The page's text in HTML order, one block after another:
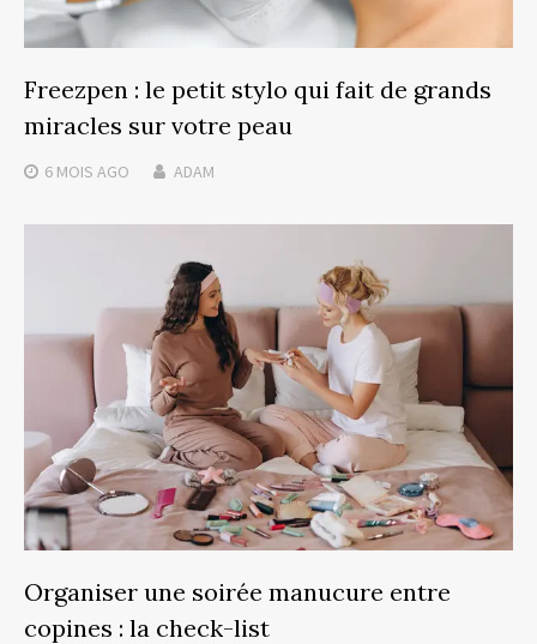
Freezpen : le petit stylo qui fait de grands
miracles sur votre peau
6 MOIS AGO ADAM
Organiser une soirée manucure entre
copines : la check-list